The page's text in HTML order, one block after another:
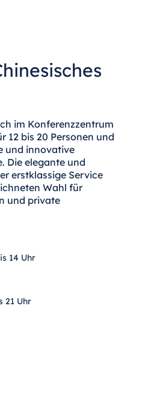
im Konferenzzentrum
12 bis 20 Personen und
und innovative
Die elegante und
erstklassige Service
Wahl für
und private
14 Uhr
21 Uhr